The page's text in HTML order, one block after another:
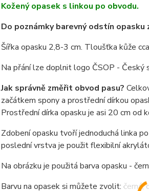
Kožený opasek s linkou po obvodu.
Do poznámky barevný odstín
Šířka opasku 2,8-3 cm. Tloušťka kůže
Na přání lze doplnit logo ČSOP - Český
Jak správně změřit obvod pasu?
začátkem spony a prostřední dírkou
Prostřední dírka opasku je asi 20 cm od
Zdobení opasku tvoří jednoduchá linka
poslední vrstva je použit flexibilní
Na obrázku je použitá barva opasku -
Barvu na opasek si můžete zvolit: